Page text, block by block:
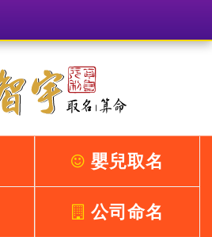
嬰兒取名
公司命名